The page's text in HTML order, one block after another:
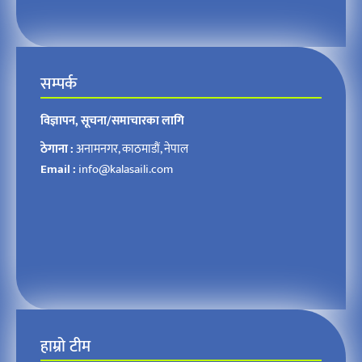
सम्पर्क
विज्ञापन, सूचना/समाचारका लागि
ठेगाना :अनामनगर, काठमाडौं, नेपाल
Email : info@kalasaili.com
हाम्रो टीम